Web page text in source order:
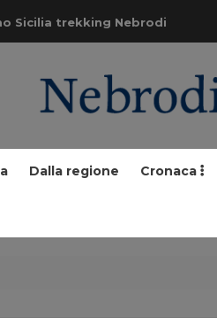
Sicilia trekking Nebrodi
Dalla regione Cronaca